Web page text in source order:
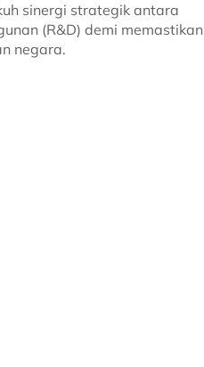
sinergi strategik antara
(R&D) demi memastikan
negara.